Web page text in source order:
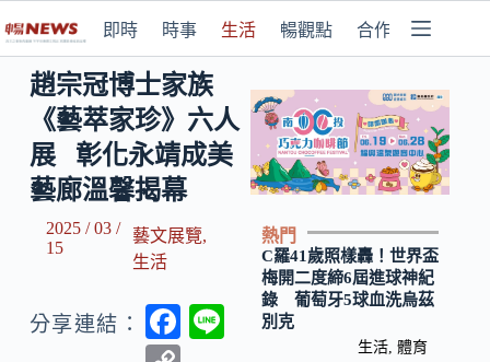
即時 時事 生活 暢觀點 合作媒體
趙宗冠博士家族
《藝萃家珍》六人
展 彰化永靖成美
藝廊溫馨揭幕
2025 / 03 /
15
藝文展覽,
生活
分享連結：
F
熱門
C羅41歲照樣轟！世界盃
梅開二度締6屆進球神紀
錄 葡萄牙5球血洗烏茲
別克
生活 ,體育